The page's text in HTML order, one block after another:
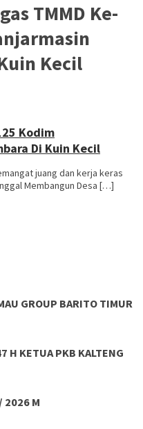
TMMD Ke-
Kecil
Kodim
Di Kuin Kecil
juang dan kerja keras
Membangun Desa […]
GROUP BARITO TIMUR
H KETUA PKB KALTENG
2026 M